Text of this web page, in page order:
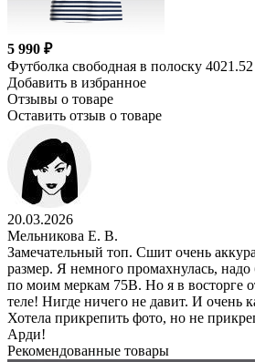
5 990 ₽
Футболка свободная в полоску 4021.52
Добавить в избранное
Отзывы о товаре
Оставить отзыв о товаре
20.03.2026
Мельникова Е. В.
Замечательный топ. Сшит очень
размер. Я немного промахнулась, надо
по моим меркам 75В. Но я в восторге
теле! Нигде ничего не давит. И очень
Хотела прикрепить фото, но не
Арди!
Рекомендованные товары